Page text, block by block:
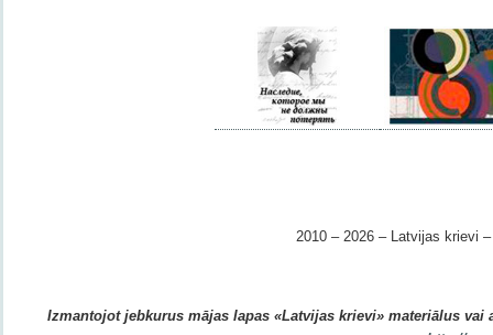
2010 – 2026 – Latvijas krievi –
Izmantojot jebkurus mājas lapas «Latvijas krievi» materiālus